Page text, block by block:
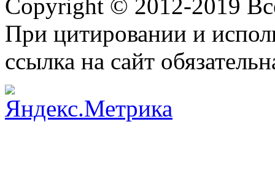
Copyright © 2012-2019
При цитировании и
ссылка на сайт